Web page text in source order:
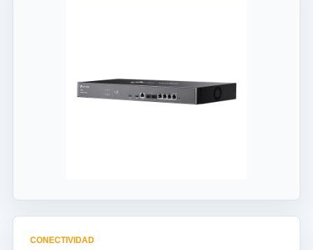
CONECTIVIDAD